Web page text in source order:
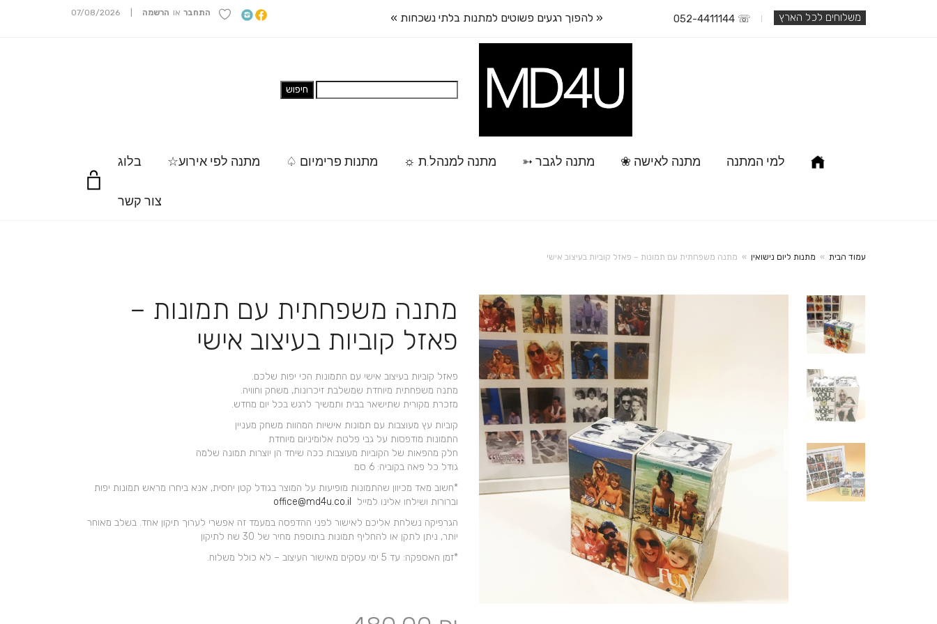
משלוחים לכל הארץ ☏ 052-4411144 « להפוך רגעים פשוטים למתנות בלתי נשכחות » התחבר או הרשמה 07/08/2026
למי המתנה מתנה לאישה ❀ מתנה לגבר ➳ מתנה למנהל.ת ☼ מתנות פרימיום ♤ מתנה לפי אירוע☆ בלוג
צור קשר
עמוד הבית » מתנות ליום נישואין » מתנה משפחתית עם תמונות – פאזל קוביות בעיצוב אישי
+
+
מתנה משפחתית עם תמונות –
פאזל קוביות בעיצוב אישי
פאזל קוביות בעיצוב אישי עם התמונות הכי יפות שלכם.
מתנה משפחתית מיוחדת שמשלבת זיכרונות, משחק וחוויה.
מזכרת מקורית שתישאר בבית ותמשיך לרגש בכל יום מחדש.
קוביות עץ מעוצבות עם תמונות אישיות המהוות משחק מעניין
התמונות מודפסות על גבי פלטת אלומיניום מיוחדת
חלק מהפאות של הקוביות מעוצבות ככה שיחד הן יוצרות תמונה שלמה
גודל כל פאה בקוביה: 6 סמ
*חשוב מאד מכיוון שהתמונות מופיעות על המוצר בגודל קטן יחסית, אנא ביחרו מראש תמונות יפות
וברורות ושילחו אלינו למייל
office@md4u.co.il
הגרפיקה נשלחת אליכם לאישור לפני ההדפסה במעמד זה אפשרי לערוך תיקון אחד. בשלב מאוחר
יותר, ניתן לתקן או להחליף תמונות בתוספת מחיר של 30 שח לתיקון
*זמן האספקה: עד 5 ימי עסקים מאישור העיצוב – לא כולל משלוח.